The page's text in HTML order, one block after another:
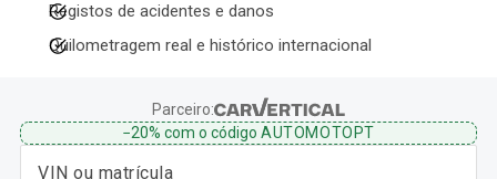
Registos de acidentes e danos
Quilometragem real e histórico internacional
Parceiro:
−20%com o código AUTOMOTOPT